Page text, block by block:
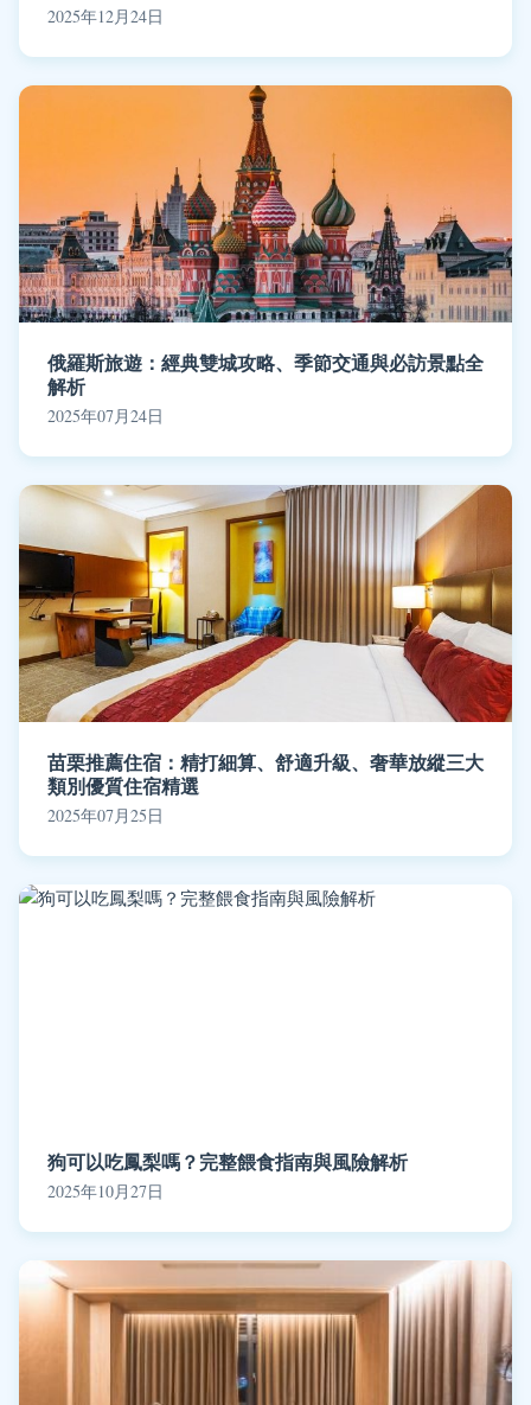
2025年12月24日
俄羅斯旅遊：經典雙城攻略、季節交通與必訪景點全
解析
2025年07月24日
苗栗推薦住宿：精打細算、舒適升級、奢華放縱三大
類別優質住宿精選
2025年07月25日
狗可以吃鳳梨嗎？完整餵食指南與風險解析
2025年10月27日